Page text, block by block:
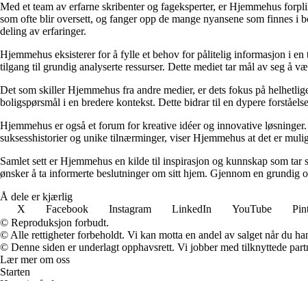
Med et team av erfarne skribenter og fageksperter, er Hjemmehus
som ofte blir oversett, og fanger opp de mange nyansene som finnes
deling av erfaringer.
Hjemmehus eksisterer for å fylle et behov for pålitelig informasjon i
tilgang til grundig analyserte ressurser. Dette mediet tar mål av seg å
Det som skiller Hjemmehus fra andre medier, er dets fokus på
boligspørsmål i en bredere kontekst. Dette bidrar til en dypere
Hjemmehus er også et forum for kreative idéer og innovative
suksesshistorier og unike tilnærminger, viser Hjemmehus at det er
Samlet sett er Hjemmehus en kilde til inspirasjon og kunnskap som
ønsker å ta informerte beslutninger om sitt hjem. Gjennom en
Å dele er kjærlig
X
Facebook Instagram LinkedIn YouTube
© Reproduksjon forbudt.
© Alle rettigheter forbeholdt. Vi kan motta en andel av salget når du
© Denne siden er underlagt opphavsrett. Vi jobber med tilknyttede
Lær mer om oss
Starten